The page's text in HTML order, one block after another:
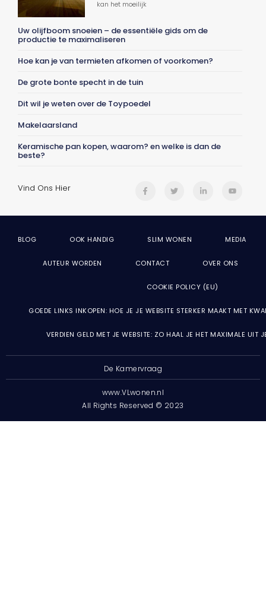
kan het moeilijk
Uw olijfboom snoeien – de essentiële gids om de
productie te maximaliseren
Hoe kan je van termieten afkomen of voorkomen?
De grote bonte specht in de tuin
Dit wil je weten over de Toypoedel
Makelaarsland
Keramische pan kopen, waarom? en welke is dan de
beste?
Vind Ons Hier
BLOG OOK HANDIG SLIM WONEN MEDIA
AUTEUR WORDEN CONTACT OVER ONS
COOKIE POLICY (EU)
GOEDE LINKS INKOPEN: HOE JE JE WEBSITE STERKER MAAKT MET
VERDIEN GELD MET JE WEBSITE: ZO HAAL JE HET MAXIMALE UIT
De Kamervraag
www.VLwonen.nl
All Rights Reserved © 2023